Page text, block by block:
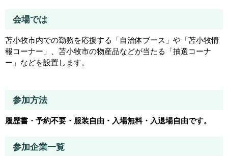
会場では
苫小牧市内での勤務を応援する「自治体ブース」や「苫小牧情
報コーナー」、苫小牧市の物産品などが当たる「抽選コーナ
ー」などを設置します。
参加方法
履歴書・予約不要・服装自由・入場無料・入退場自由です。
参加企業一覧